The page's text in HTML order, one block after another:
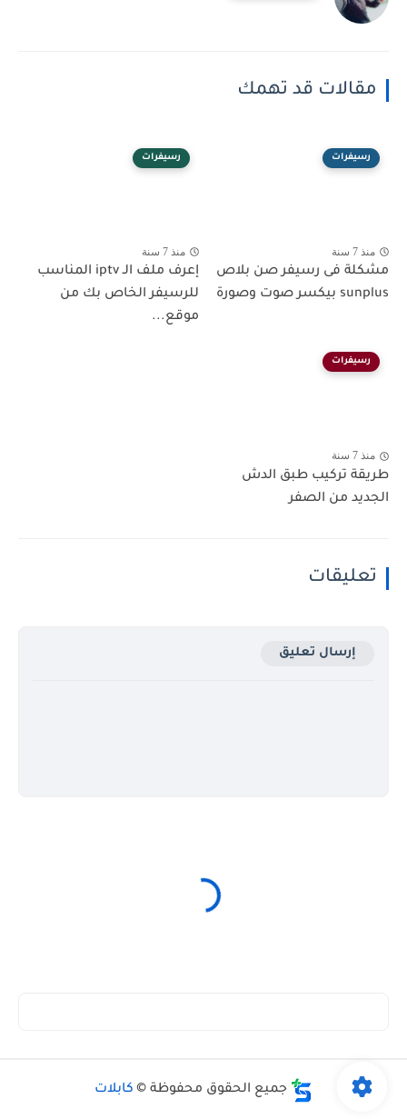
مقالات قد تهمك
رسيفرات
منذ 7 سنة
مشكلة فى رسيفر صن بلاص
sunplus بيكسر صوت وصورة
رسيفرات
منذ 7 سنة
إعرف ملف الـ iptv المناسب
للرسيفر الخاص بك من
موقع...
رسيفرات
منذ 7 سنة
طريقة تركيب طبق الدش
الجديد من الصفر
تعليقات
إرسال تعليق
جميع الحقوق محفوظة © كابلات